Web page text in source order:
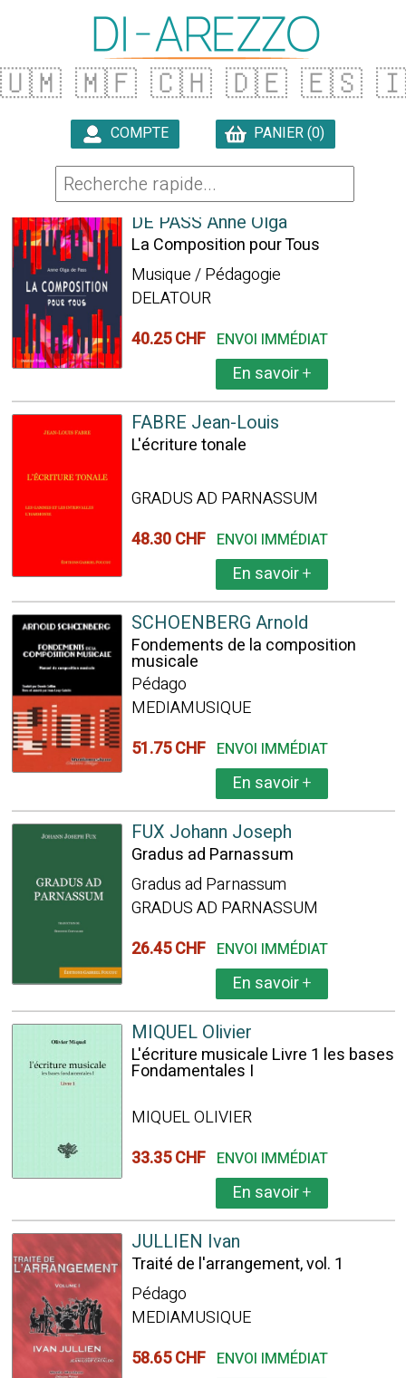
🇺🇲 🇲🇫 🇨🇭 🇩🇪 🇪🇸
COMPTE PANIER (0)
137 ARTICLES TROUVÉS
DE PASS Anne Olga
La Composition pour Tous
Musique / Pédagogie
DELATOUR
40.25 CHF ENVOI IMMÉDIAT
En savoir+
FABRE Jean-Louis
L'écriture tonale
GRADUS AD PARNASSUM
48.30 CHF ENVOI IMMÉDIAT
En savoir+
SCHOENBERG Arnold
Fondements de la composition
musicale
Pédago
MEDIAMUSIQUE
51.75 CHF ENVOI IMMÉDIAT
En savoir+
FUX Johann Joseph
Gradus ad Parnassum
Gradus ad Parnassum
GRADUS AD PARNASSUM
26.45 CHF ENVOI IMMÉDIAT
En savoir+
MIQUEL Olivier
L'écriture musicale Livre 1 les bases
Fondamentales I
MIQUEL OLIVIER
33.35 CHF ENVOI IMMÉDIAT
En savoir+
JULLIEN Ivan
Traité de l'arrangement, vol. 1
Pédago
MEDIAMUSIQUE
58.65 CHF ENVOI IMMÉDIAT